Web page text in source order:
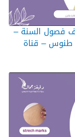
فصول السنة –
طنوس – قناة